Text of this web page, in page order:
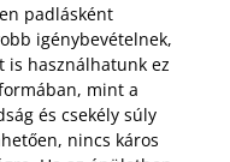
padlásként
igénybevételnek,
is használhatunk ez
mint a
és csekély súly
nincs káros